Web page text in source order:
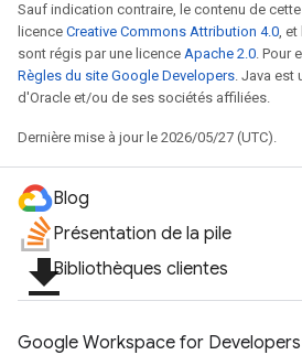
Sauf indication contraire, le contenu de
licence Creative Commons Attribution 4.0, et
sont régis par une licence Apache 2.0. Pour
Règles du site Google Developers. Java est
d'Oracle et/ou de ses sociétés affiliées.
Dernière mise à jour le 2026/05/27 (UTC).
Blog
Présentation de la pile
file_downloadBibliothèques clientes
Google Workspace for Developers